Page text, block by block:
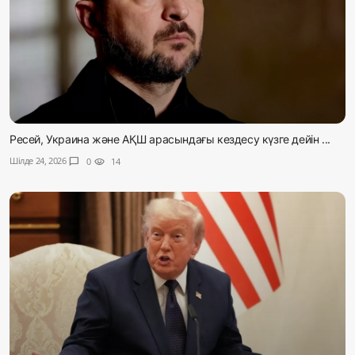
Ресей, Украина және АҚШ арасындағы кездесу күзге дейін ...
Шілде 24, 2026 chat_bubble 0 visibility 14